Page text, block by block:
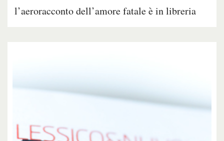
l’aeroracconto dell’amore fatale è in libreria